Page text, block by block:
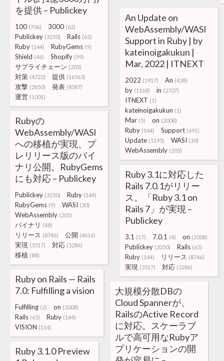
を提供 – Publickey
100 (706) 3000 (62)
Publickey (3250) Rails (65)
Ruby (144) RubyGems (9)
Shield (46) Shopify (99)
サプライチェーン (203)
対策 (4722) 提供 (16563)
攻撃 (2850) 発表 (8587)
運営 (1001)
An Update on
WebAssembly/WASI
Support in Ruby | by
kateinoigakukun |
Mar, 2022 | ITNEXT
2022 (1917) An (438)
by (1168) in (2707)
ITNEXT (1)
kateinoigakukun (1)
Mar (5) on (2008)
Ruby (144) Support (691)
Update (1195) WASI (30)
WebAssembly (205)
Rubyの
WebAssembly/WASI
への移植が実現、プ
レリリース版のバイ
ナリ公開。RubyGems
にも対応 – Publickey
Publickey (3250) Ruby (144)
RubyGems (9) WASI (30)
WebAssembly (205)
バイナリ (48)
リリース (8746) 公開 (4616)
実現 (3517) 対応 (5286)
移植 (88)
Ruby 3.1に対応した
Rails 7.0.1がリリー
ス。「Ruby 3.1 on
Rails 7」が実現 –
Publickey
3.1 (17) 7.0.1 (4) on (2008)
Publickey (3250) Rails (65)
Ruby (144) リリース (8746)
実現 (3517) 対応 (5286)
Ruby on Rails — Rails
7.0: Fulfilling a vision
Fulfilling (2) on (2008)
Rails (65) Ruby (144)
VISION (114)
大規模分散DBの
Cloud Spannerが、
RailsのActive Record
に対応。スケーラブ
ルで高可用なRubyア
プリケーションの開
Ruby 3.1.0 Preview